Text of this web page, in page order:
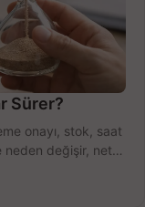
Sürer?
onayı, stok, saat
neden değişir, net